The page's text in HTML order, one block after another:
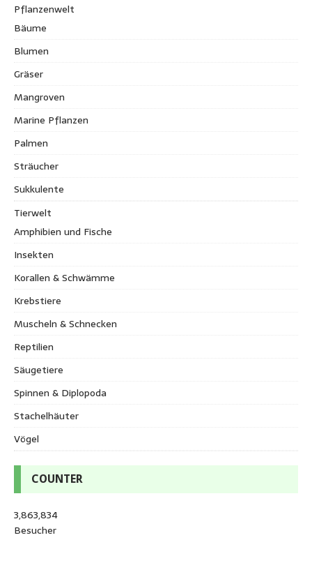
Pflanzenwelt
Bäume
Blumen
Gräser
Mangroven
Marine Pflanzen
Palmen
Sträucher
Sukkulente
Tierwelt
Amphibien und Fische
Insekten
Korallen & Schwämme
Krebstiere
Muscheln & Schnecken
Reptilien
Säugetiere
Spinnen & Diplopoda
Stachelhäuter
Vögel
COUNTER
3,863,834
Besucher